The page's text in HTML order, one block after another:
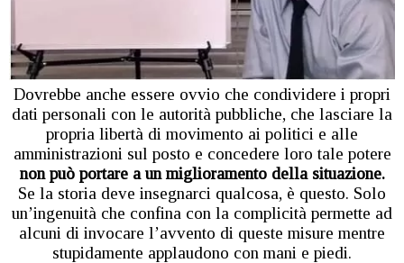
Dovrebbe anche essere ovvio che condividere i propri
dati personali con le autorità pubbliche, che lasciare la
propria libertà di movimento ai politici e alle
amministrazioni sul posto e concedere loro tale potere
non può portare a un miglioramento della situazione.
Se la storia deve insegnarci qualcosa, è questo. Solo
un’ingenuità che confina con la complicità permette ad
alcuni di invocare l’avvento di queste misure mentre
stupidamente applaudono con mani e piedi.